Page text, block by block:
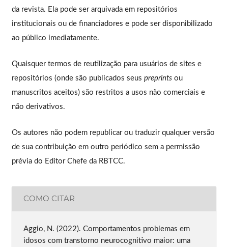
da revista. Ela pode ser arquivada em repositórios
institucionais ou de financiadores e pode ser disponibilizado
ao público imediatamente.
Quaisquer termos de reutilização para usuários de sites e
repositórios (onde são publicados seus preprintsou
manuscritos aceitos) são restritos a usos não comerciais e
não derivativos.
Os autores não podem republicar ou traduzir qualquer versão
de sua contribuição em outro periódico sem a permissão
prévia do Editor Chefe da RBTCC.
COMO CITAR
Aggio, N. (2022). Comportamentos problemas em
idosos com transtorno neurocognitivo maior: uma